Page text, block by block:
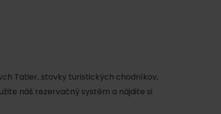
Tatier, stovky turistických chodníkov,
náš rezervačný systém a nájdite si